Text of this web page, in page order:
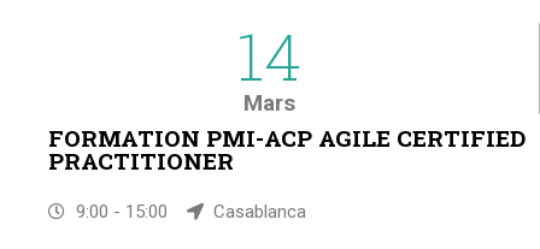
14
Mars
FORMATION PMI-ACP AGILE CERTIFIED
PRACTITIONER
9:00 - 15:00 Casablanca